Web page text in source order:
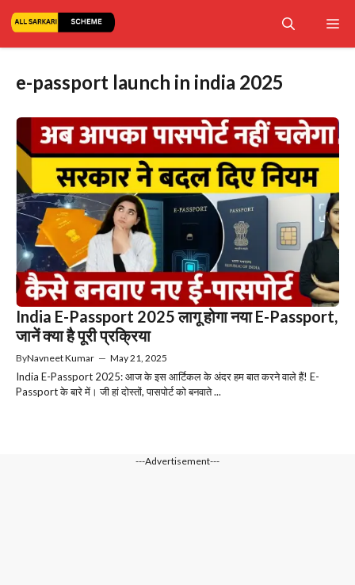
e-passport launch in india 2025
India E-Passport 2025 लागू होगा नया E-Passport,
जानें क्या है पूरी प्रक्रिया
ByNavneet Kumar — May 21, 2025
India E-Passport 2025: आज के इस आर्टिकल के अंदर हम बात करने वाले हैं! E-
Passport के बारे में। जी हां दोस्तों, पासपोर्ट को बनवाते ...
---Advertisement---